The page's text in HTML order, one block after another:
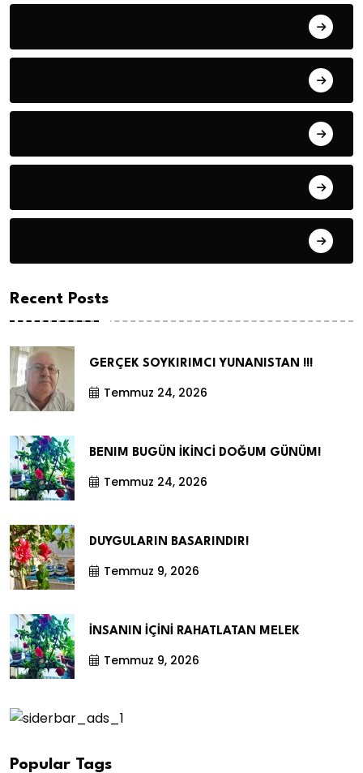
Recent Posts
GERÇEK SOYKIRIMCI YUNANISTAN !!!
Temmuz 24, 2026
BENIM BUGÜN İKİNCİ DOĞUM GÜNÜM!
Temmuz 24, 2026
DUYGULARIN BASARINDIR!
Temmuz 9, 2026
İNSANIN İÇİNİ RAHATLATAN MELEK
Temmuz 9, 2026
Popular Tags